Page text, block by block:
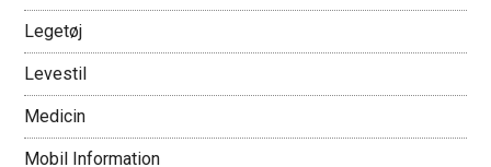
Legetøj
Levestil
Medicin
Mobil Information